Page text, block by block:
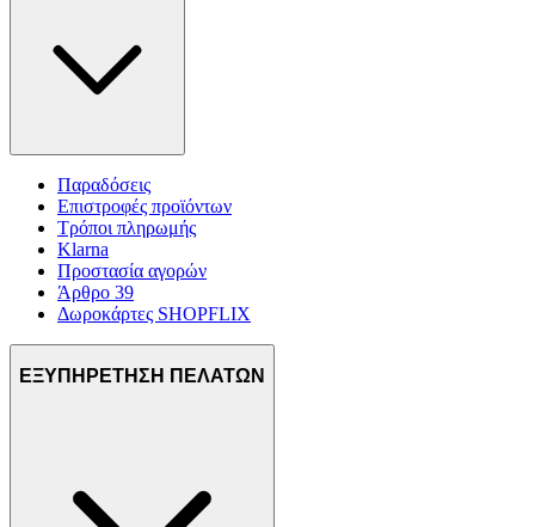
Παραδόσεις
Επιστροφές προϊόντων
Τρόποι πληρωμής
Klarna
Προστασία αγορών
Άρθρο 39
Δωροκάρτες SHOPFLIX
ΕΞΥΠΗΡΕΤΗΣΗ ΠΕΛΑΤΩΝ